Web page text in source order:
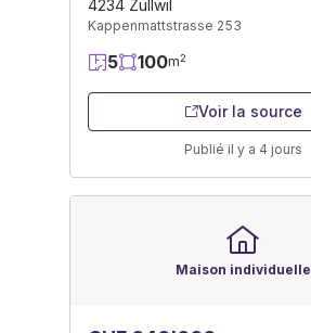
4234 Zullwil
Kappenmattstrasse 253
5 100m2
Voir la source
Publié il y a 4 jours
Maison individuelle